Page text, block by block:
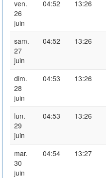
ven.
26
juin
04:52 13:26
sam.
27
juin
04:52 13:26
dim.
28
juin
04:53 13:26
lun.
29
juin
04:53 13:26
mar.
30
juin
04:54 13:27